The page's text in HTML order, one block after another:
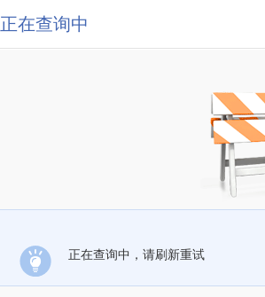
正在查询中
正在查询中，请刷新重试